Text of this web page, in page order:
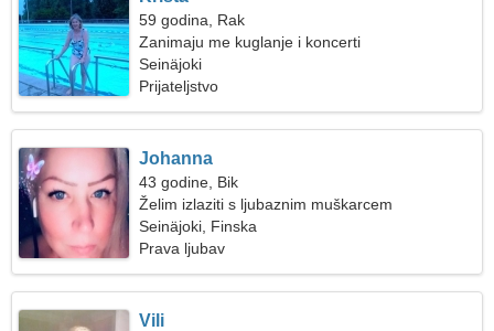
59 godina, Rak
Zanimaju me kuglanje i koncerti
Seinäjoki
Prijateljstvo
Johanna
43 godine, Bik
Želim izlaziti s ljubaznim muškarcem
Seinäjoki, Finska
Prava ljubav
Vili